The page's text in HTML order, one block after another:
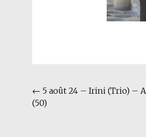
Navigation
de
← 5 août 24 – Irini (Trio) –
(50)